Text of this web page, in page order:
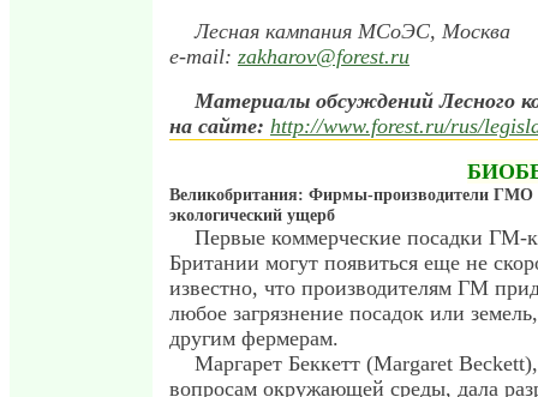
Лесная кампания МСоЭС, Москва
e-mail: zakharov@forest.ru
Материалы обсуждений Лесного
на сайте: http://www.forest.ru/rus/
Великобритания: Фирмы-производители ГМО
экологический ущерб
Первые коммерческие посадки ГМ-
Британии могут появиться еще не
известно, что производителям ГМ
любое загрязнение посадок или
другим фермерам.
Маргарет Беккетт (Margaret
вопросам окружающей среды, дала